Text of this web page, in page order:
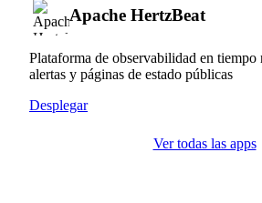
Apache HertzBeat
Plataforma de observabilidad en tiempo
alertas y páginas de estado públicas
Desplegar
Ver todas las apps